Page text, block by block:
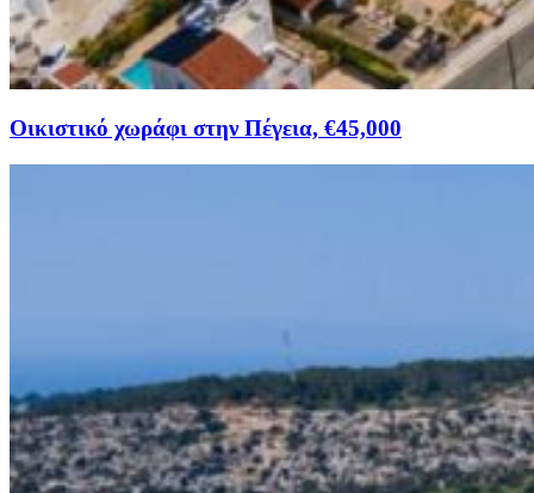
Οικιστικό χωράφι στην Πέγεια, €45,000